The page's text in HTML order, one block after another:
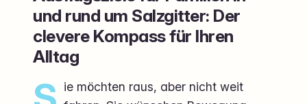
und rund um Salzgitter: Der
clevere Kompass für Ihren
Alltag
ie möchten raus, aber nicht weit